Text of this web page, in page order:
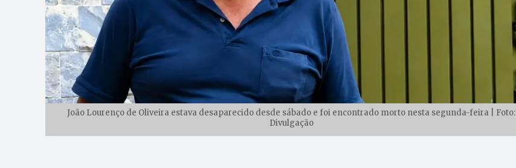
João Lourenço de Oliveira estava desaparecido desde sábado e foi encontrado morto nesta segunda-feira | Foto:
Divulgação